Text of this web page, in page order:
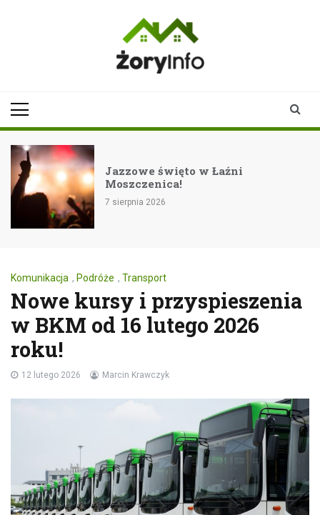
Jazzowe święto w Łaźni
Moszczenica!
7 sierpnia 2026
Komunikacja , Podróże , Transport
Nowe kursy i przyspieszenia
w BKM od 16 lutego 2026
roku!
12 lutego 2026 Marcin Krawczyk